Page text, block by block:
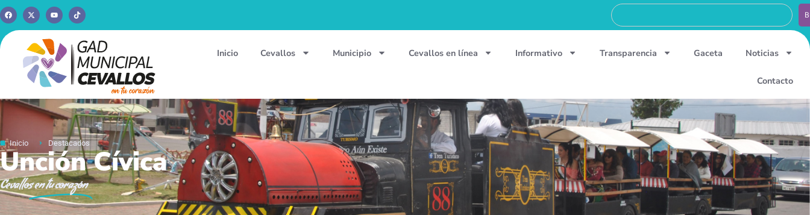
Inicio Cevallos Municipio Cevallos en línea Informativo Transparencia Gaceta Noticias
Contacto
Inicio Destacados
Unción Cívica
Cevallosen tu corazón